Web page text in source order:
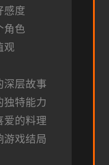
感度
角色
观
深层故事
独特能力
爱的料理
游戏结局